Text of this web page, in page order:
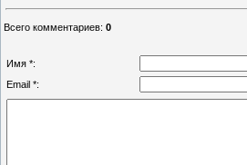
Всего комментариев: 0
Имя *:
Email *: